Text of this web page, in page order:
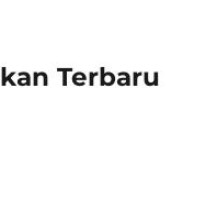
Terbaru